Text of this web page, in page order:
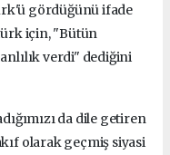
gördüğünü ifade
için, "Bütün
verdi" dediğini
da dile getiren
olarak geçmiş siyasi